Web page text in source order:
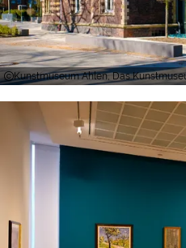
Kunstmuseum Ahlen, Das